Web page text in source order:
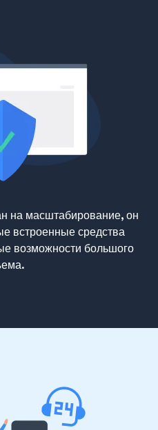
на масштабирование, он
встроенные средства
возможности большого